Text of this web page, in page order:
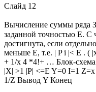
Слайд 12
Вычисление суммы ряда
заданной точностью Е. C
достигнута, если
меньше Е, т.е. | P i |< E . (
+ 1/x 4 *4!+ … Блок-схема
|X| >1 |P| <=E Y=0 I=1
1/Z Вывод Y Конец